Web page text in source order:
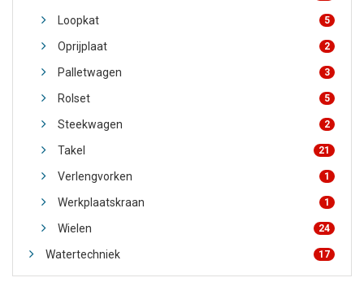
Loopkat 5
Oprijplaat 2
Palletwagen 3
Rolset 5
Steekwagen 2
Takel 21
Verlengvorken 1
Werkplaatskraan 1
Wielen 24
Watertechniek 17